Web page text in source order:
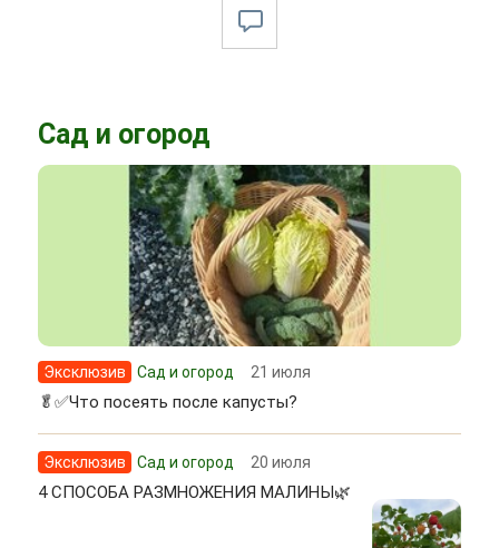
Сад и огород
Эксклюзив Сад и огород 21 июля
🥬✅Что посеять после капусты?
Эксклюзив Сад и огород 20 июля
4 СПОСОБА РАЗМНОЖЕНИЯ МАЛИНЫ🌿